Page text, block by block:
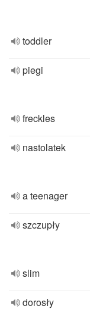
toddler
piegi
freckles
nastolatek
a teenager
szczupły
slim
dorosły